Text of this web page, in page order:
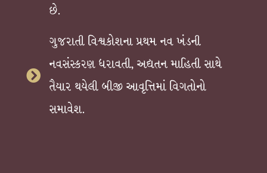
છે.
ગુજરાતી વિશ્વકોશના પ્રથમ નવ ખંડની
નવસંસ્કરણ ધરાવતી, અદ્યતન માહિતી સાથે
તૈયાર થયેલી બીજી આવૃત્તિમાં વિગતોનો
સમાવેશ.